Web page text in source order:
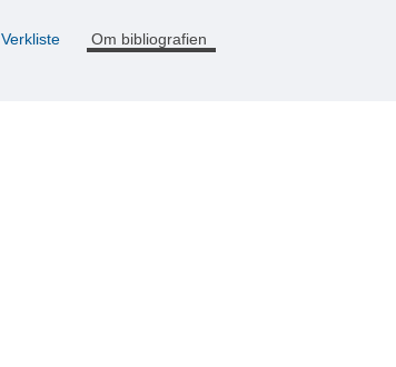
Verkliste Om bibliografien